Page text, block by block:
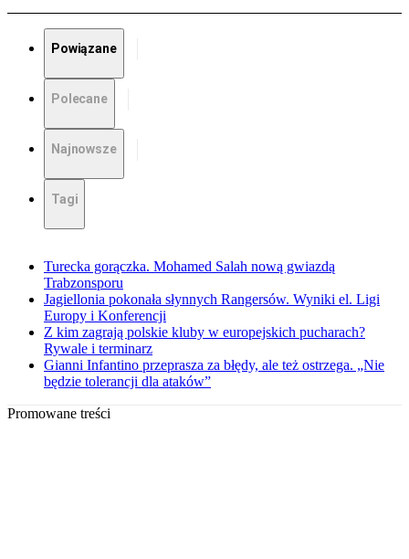
Powiązane
Polecane
Najnowsze
Tagi
Turecka gorączka. Mohamed Salah nową gwiazdą
Trabzonsporu
Jagiellonia pokonała słynnych Rangersów. Wyniki el. Ligi
Europy i Konferencji
Z kim zagrają polskie kluby w europejskich pucharach?
Rywale i terminarz
Gianni Infantino przeprasza za błędy, ale też ostrzega. „Nie
będzie tolerancji dla ataków”
Promowane treści